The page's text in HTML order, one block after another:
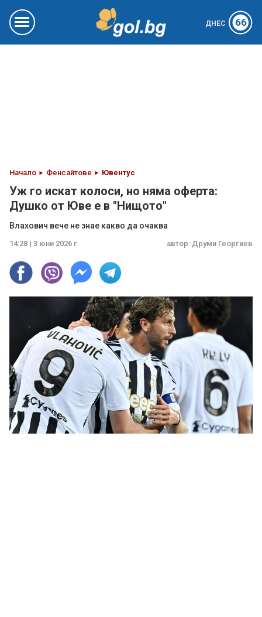
ДНЕС 66
Начало Фенсайтове Ювентус
Уж го искат колоси, но няма оферта:
Душко от Юве е в "Нищото"
Влахович вече не знае какво да очаква
14:28 | 3 юни 2026 г. автор: Друми Георгиев